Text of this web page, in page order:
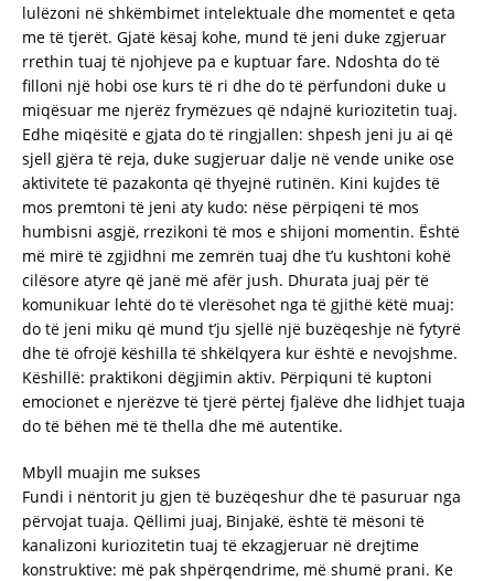
lulëzoni në shkëmbimet intelektuale dhe momentet e qeta
me të tjerët. Gjatë kësaj kohe, mund të jeni duke zgjeruar
rrethin tuaj të njohjeve pa e kuptuar fare. Ndoshta do të
filloni një hobi ose kurs të ri dhe do të përfundoni duke u
miqësuar me njerëz frymëzues që ndajnë kuriozitetin tuaj.
Edhe miqësitë e gjata do të ringjallen: shpesh jeni ju ai që
sjell gjëra të reja, duke sugjeruar dalje në vende unike ose
aktivitete të pazakonta që thyejnë rutinën. Kini kujdes të
mos premtoni të jeni aty kudo: nëse përpiqeni të mos
humbisni asgjë, rrezikoni të mos e shijoni momentin. Është
më mirë të zgjidhni me zemrën tuaj dhe t’u kushtoni kohë
cilësore atyre që janë më afër jush. Dhurata juaj për të
komunikuar lehtë do të vlerësohet nga të gjithë këtë muaj:
do të jeni miku që mund t’ju sjellë një buzëqeshje në fytyrë
dhe të ofrojë këshilla të shkëlqyera kur është e nevojshme.
Këshillë: praktikoni dëgjimin aktiv. Përpiquni të kuptoni
emocionet e njerëzve të tjerë përtej fjalëve dhe lidhjet tuaja
do të bëhen më të thella dhe më autentike.
Mbyll muajin me sukses
Fundi i nëntorit ju gjen të buzëqeshur dhe të pasuruar nga
përvojat tuaja. Qëllimi juaj, Binjakë, është të mësoni të
kanalizoni kuriozitetin tuaj të ekzagjeruar në drejtime
konstruktive: më pak shpërqendrime, më shumë prani. Ke